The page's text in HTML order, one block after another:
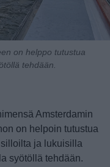
on helppo tutustua
tehdään.
Amsterdamin
on helpoin tutustua
ja lukuisilla
syötöllä tehdään.